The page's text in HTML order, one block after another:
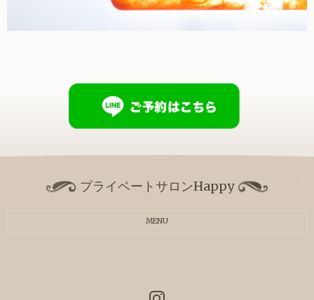
プライベートサロンHappy
MENU